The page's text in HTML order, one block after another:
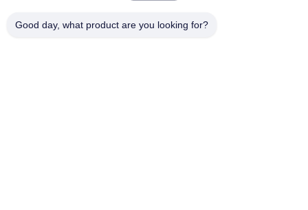
86-0755-2357-6886
Good day, what product are you looking for?